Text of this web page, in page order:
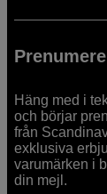
Häng med i
och börjar
från
exklusiva
varumärken i
din mejl.